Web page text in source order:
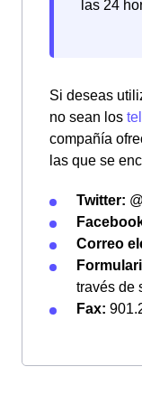
las 24
Si deseas
no sean los
compañía
las que se
Twitter:
Correo
través de
Fax: